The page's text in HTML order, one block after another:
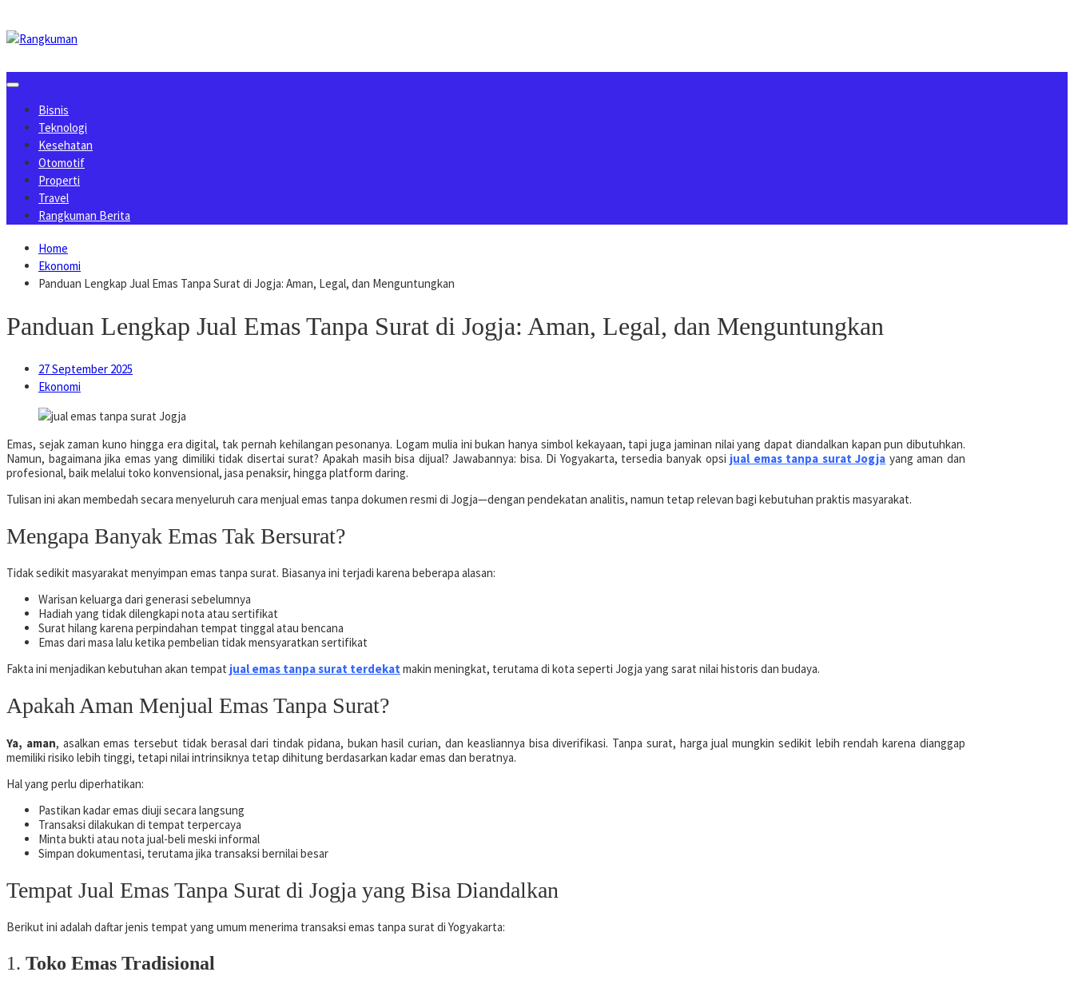
to
content
Bisnis
Teknologi
Kesehatan
Otomotif
Properti
Travel
Rangkuman Berita
Home
Ekonomi
Panduan Lengkap Jual Emas Tanpa Surat di Jogja: Aman, Legal, dan Menguntungkan
Panduan Lengkap Jual Emas Tanpa Surat di Jogja: Aman, Legal, dan Menguntungkan
27 September 2025
Ekonomi
Emas, sejak zaman kuno hingga era digital, tak pernah kehilangan pesonanya. Logam mulia ini bukan hanya simbol kekayaan, tapi juga jaminan nilai yang dapat diandalkan kapan pun dibutuhkan.
Namun, bagaimana jika emas yang dimiliki tidak disertai surat? Apakah masih bisa dijual? Jawabannya: bisa. Di Yogyakarta, tersedia banyak opsi jual emas tanpa surat Jogja yang aman dan
profesional, baik melalui toko konvensional, jasa penaksir, hingga platform daring.
Tulisan ini akan membedah secara menyeluruh cara menjual emas tanpa dokumen resmi di Jogja—dengan pendekatan analitis, namun tetap relevan bagi kebutuhan praktis masyarakat.
Mengapa Banyak Emas Tak Bersurat?
Tidak sedikit masyarakat menyimpan emas tanpa surat. Biasanya ini terjadi karena beberapa alasan:
Warisan keluarga dari generasi sebelumnya
Hadiah yang tidak dilengkapi nota atau sertifikat
Surat hilang karena perpindahan tempat tinggal atau bencana
Emas dari masa lalu ketika pembelian tidak mensyaratkan sertifikat
Fakta ini menjadikan kebutuhan akan tempat jual emas tanpa surat terdekat makin meningkat, terutama di kota seperti Jogja yang sarat nilai historis dan budaya.
Apakah Aman Menjual Emas Tanpa Surat?
Ya, aman, asalkan emas tersebut tidak berasal dari tindak pidana, bukan hasil curian, dan keasliannya bisa diverifikasi. Tanpa surat, harga jual mungkin sedikit lebih rendah karena dianggap
memiliki risiko lebih tinggi, tetapi nilai intrinsiknya tetap dihitung berdasarkan kadar emas dan beratnya.
Hal yang perlu diperhatikan:
Pastikan kadar emas diuji secara langsung
Transaksi dilakukan di tempat terpercaya
Minta bukti atau nota jual-beli meski informal
Simpan dokumentasi, terutama jika transaksi bernilai besar
Tempat Jual Emas Tanpa Surat di Jogja yang Bisa Diandalkan
Berikut ini adalah daftar jenis tempat yang umum menerima transaksi emas tanpa surat di Yogyakarta:
1. Toko Emas Tradisional